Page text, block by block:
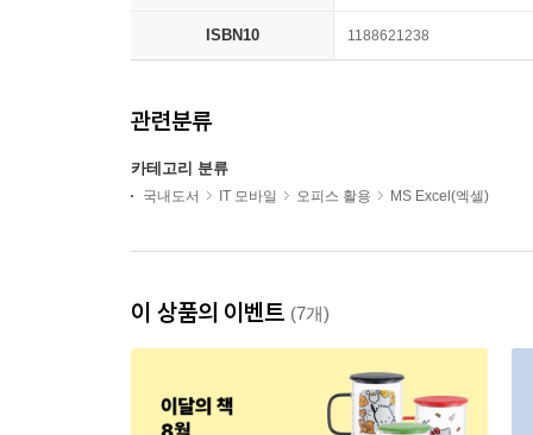
ISBN10 1188621238
관련분류
카테고리 분류
국내도서 IT 모바일 오피스 활용 MS Excel(엑셀)
이 상품의 이벤트 (7개)